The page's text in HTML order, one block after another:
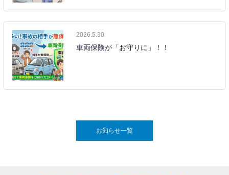
2026.5.30
車両保険が「お守りに」！！
お知らせ一覧